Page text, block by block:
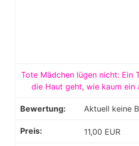
Tote Mädchen lügen nicht: Ein
die Haut geht, wie kaum ein
Aktuell keine
11,00 EUR